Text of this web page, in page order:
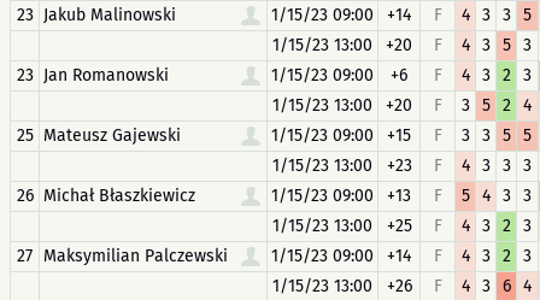
23 Jakub Malinowski 1/15/23 09:00 +14 F 4 3 3
5
1/15/23 13:00
+20 F 4 3 5
3
23 Jan Romanowski 1/15/23 09:00 +6 F 4 3 2
3
1/15/23 13:00
+20 F 3 5 2
4
25 Mateusz Gajewski 1/15/23 09:00 +15 F 3 3 5
5
1/15/23 13:00
+23 F 4 3 3
3
26 Michał Błaszkiewicz 1/15/23 09:00 +13 F 5 4 3
3
1/15/23 13:00
+25 F 4 3 2
3
27 Maksymilian Palczewski 1/15/23 09:00 +14 F 4 3 2
3
1/15/23 13:00
+26 F 4 3 6
4